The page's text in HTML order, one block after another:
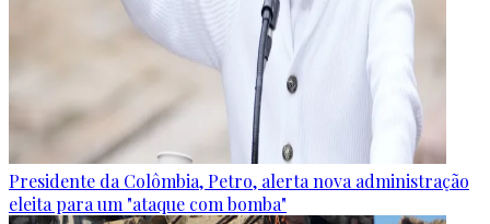
Presidente da Colômbia, Petro, alerta nova administração
eleita para um "ataque com bomba"